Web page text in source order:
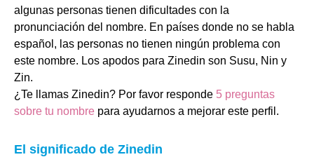
algunas personas tienen dificultades con la
pronunciación del nombre. En países donde no se habla
español, las personas no tienen ningún problema con
este nombre. Los apodos para Zinedin son Susu, Nin y
Zin.
¿Te llamas Zinedin? Por favor responde 5 preguntas
sobre tu nombre para ayudarnos a mejorar este perfil.
El significado de Zinedin